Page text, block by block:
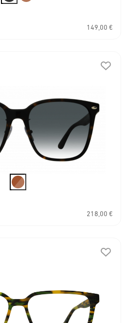
149,00 €
218,00 €